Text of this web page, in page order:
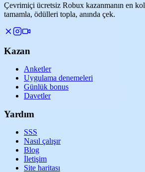
Çevrimiçi ücretsiz Robux kazanmanın en
tamamla, ödülleri topla, anında çek.
Kazan
Anketler
Uygulama denemeleri
Günlük bonus
Davetler
Yardım
SSS
Nasıl çalışır
Blog
İletişim
Site haritası